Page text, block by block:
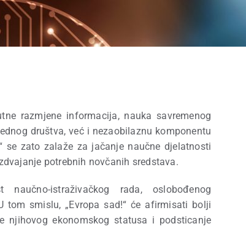
razmjene informacija, nauka savremenog
društva, već i nezaobilaznu komponentu
se zato zalaže za jačanje naučne djelatnosti
potrebnih novčanih sredstava.
naučno-istraživačkog rada, oslobođenog
smislu, „Evropa sad!“ će afirmisati bolji
njihovog ekonomskog statusa i podsticanje